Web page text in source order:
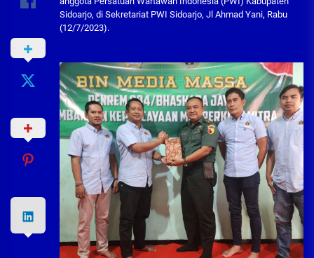
Sidoarjo, di Sekretariat PWI Sidoarjo, Jl Ahmad Yani, Rabu
(12/7/2023).